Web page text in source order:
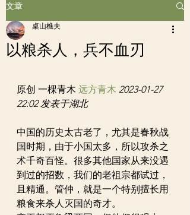
文章
以粮杀人，兵不血刃
桌山樵夫
原创 一棵青木 远方青木 2023-01-27
22:02 发表于湖北
中国的历史太古老了，尤其是春秋战
国时期，由于小国太多，所以攻杀之
术千奇百怪。很多其他国家从来没遇
到过的招数，我们的老祖宗都试过，
且精通。管仲，就是一个特别擅长用
粮食来杀人灭国的奇才。